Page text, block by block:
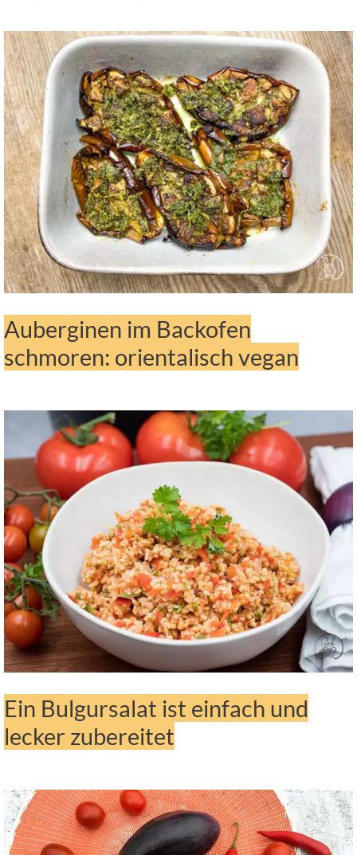
Auberginen im Backofen
schmoren: orientalisch vegan
Ein Bulgursalat ist einfach und
lecker zubereitet